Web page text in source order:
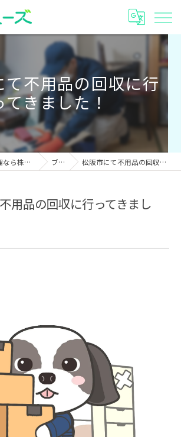
て不用品の回収に行
てきました！
三重県の遺品整理なら株式会社エコノミーズ ブログ 松阪市にて不用品の回収に行ってきました！
用品の回収に行ってきまし